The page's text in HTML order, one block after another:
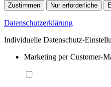
Zustimmen Nur erforderliche
Datenschutzerklärung
Individuelle Datenschutz-
Marketing per Customer-